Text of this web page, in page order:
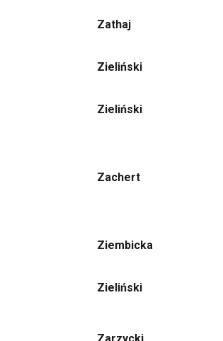
Zathaj
Zieliński
Zieliński
Zachert
Ziembicka
Zieliński